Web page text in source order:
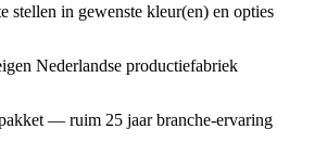
stellen in gewenste kleur(en) en opties
Nederlandse productiefabriek
— ruim 25 jaar branche-ervaring